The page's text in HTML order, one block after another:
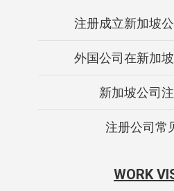
注册成立新加坡
外国公司在新加
新加坡公司
注册公司常
WORK